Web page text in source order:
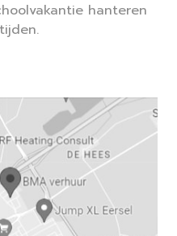
hanteren